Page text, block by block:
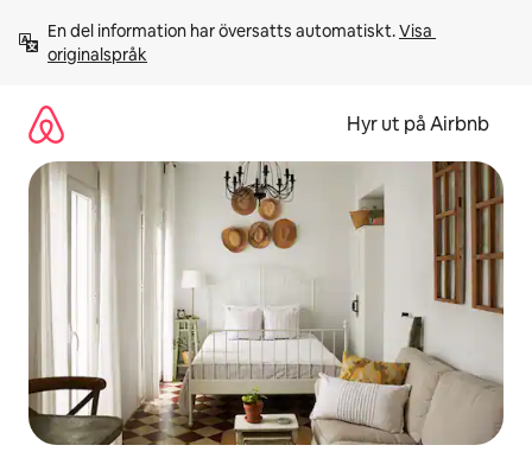
innehåll
En del information har översatts automatiskt. Visa
originalspråk
Hyr ut på Airbnb